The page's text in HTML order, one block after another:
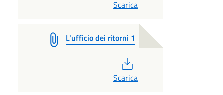
Scarica
L'ufficio dei ritorni 1
Scarica